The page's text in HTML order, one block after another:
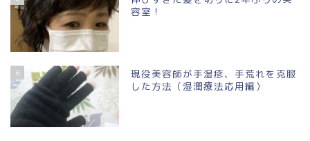
容室！
6
現役美容師が手湿疹、手荒れを克服
した方法（湿潤療法応用編）